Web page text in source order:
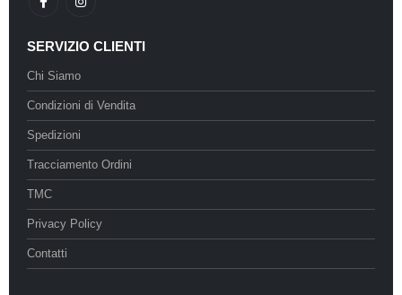
SERVIZIO CLIENTI
Chi Siamo
Condizioni di Vendita
Spedizioni
Tracciamento Ordini
TMC
Privacy Policy
Contatti